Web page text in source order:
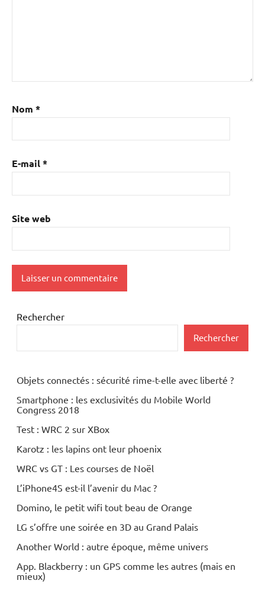
Nom *
E-mail*
Site web
Rechercher
Rechercher
Objets connectés : sécurité rime-t-elle avec liberté ?
Smartphone : les exclusivités du Mobile World
Congress 2018
Test : WRC 2 sur XBox
Karotz : les lapins ont leur phoenix
WRC vs GT : Les courses de Noël
L’iPhone4S est-il l’avenir du Mac ?
Domino, le petit wifi tout beau de Orange
LG s’offre une soirée en 3D au Grand Palais
Another World : autre époque, même univers
App. Blackberry : un GPS comme les autres (mais en
mieux)